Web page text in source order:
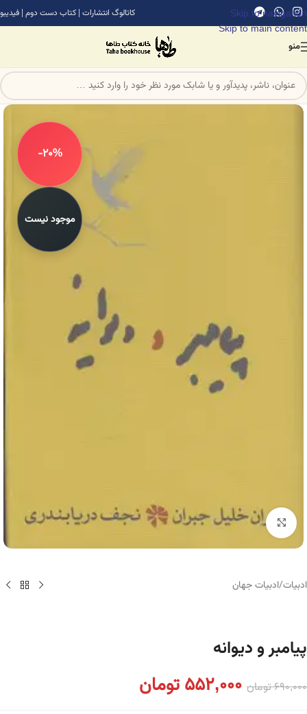
Skip to navigation
Skip to main content
کاتالوگ انتشارات | کتاب دست دوم | فیدیبو
منو
-20%
موجود نیست
برای بزرگنمایی کلیک کنید
ادبیات/ادبیات جهان
پیامبر و دیوانه
690,000تومان 552,000تومان